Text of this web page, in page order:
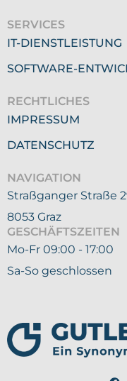
SERVICES
IT-DIENSTLEISTUNG
SOFTWARE-
RECHTLICHES
IMPRESSUM
DATENSCHUTZ
NAVIGATION
Straßganger Straße
8053 Graz
GESCHÄFTSZEITEN
Mo-Fr 09:00 - 17:00
Sa-So geschlossen